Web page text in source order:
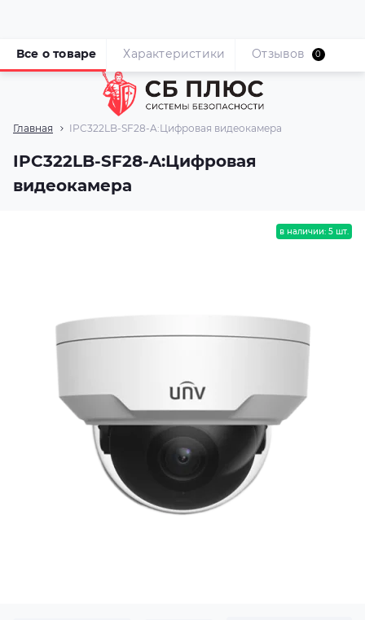
Главная IPC322LB-SF28-A:Цифровая видеокамера
IPC322LB-SF28-A:Цифровая
видеокамера
Все о товаре Характеристики Отзывов 0
в наличии: 5 шт.